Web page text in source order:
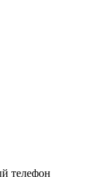
телефон